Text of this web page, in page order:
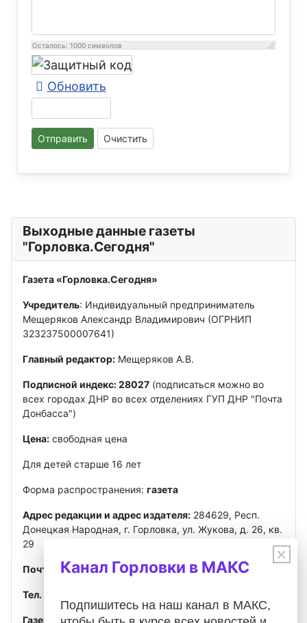
Осталось: 1000 символов
Обновить
Отправить Очистить
Выходные данные газеты
"Горловка.Сегодня"
Газета «Горловка.Сегодня»
Учредитель: Индивидуальный предприниматель
Мещеряков Александр Владимирович (ОГРНИП
323237500007641)
Главный редактор: Мещеряков А.В.
Подписной индекс: 28027 (подписаться можно во
всех городах ДНР во всех отделениях ГУП ДНР "Почта
Донбасса")
Цена: свободная цена
Для детей старше 16 лет
Форма распространения: газета
Адрес редакции и адрес издателя: 284629, Респ.
Донецкая Народная, г. Горловка, ул. Жукова, д. 26, кв.
29
Почта gorlovkasegodnya@ya.ru
Тел. ред.:
Газета зарегистрированаФедеральной службой по
×
Канал Горловки в МАКС
Подпишитесь на наш канал в МАКС,